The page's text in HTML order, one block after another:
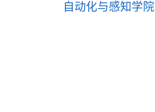
自动化与感知学院